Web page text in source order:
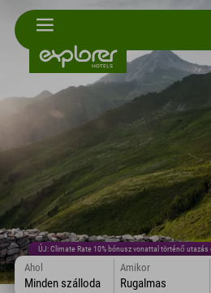
ÚJ: Climate Rate 10% bónusz vonattal történő
Ahol
Minden szálloda
Amikor
Rugalmas